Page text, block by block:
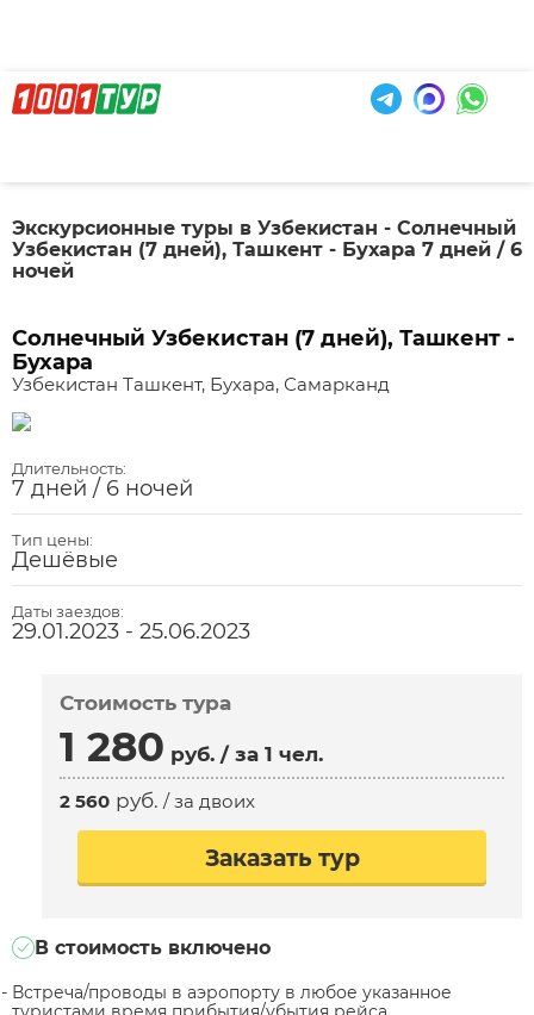
Экскурсионные туры в Узбекистан - Солнечный
Узбекистан (7 дней), Ташкент - Бухара 7 дней / 6
ночей
Солнечный Узбекистан (7 дней), Ташкент -
Бухара
Узбекистан Ташкент, Бухара, Самарканд
Длительность:
7 дней / 6 ночей
Тип цены:
Дешёвые
Даты заездов:
29.01.2023 - 25.06.2023
Стоимость тура
1 280 руб. / за 1 чел.
2 560 руб. / за двоих
Заказать тур
В стоимость включено
Встреча/проводы в аэропорту в любое указанное